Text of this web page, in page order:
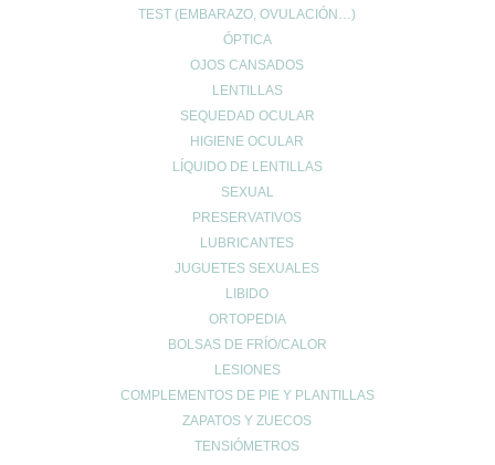
TEST (EMBARAZO, OVULACIÓN…)
ÓPTICA
OJOS CANSADOS
LENTILLAS
SEQUEDAD OCULAR
HIGIENE OCULAR
LÍQUIDO DE LENTILLAS
SEXUAL
PRESERVATIVOS
LUBRICANTES
JUGUETES SEXUALES
LIBIDO
ORTOPEDIA
BOLSAS DE FRÍO/CALOR
LESIONES
COMPLEMENTOS DE PIE Y PLANTILLAS
ZAPATOS Y ZUECOS
TENSIÓMETROS